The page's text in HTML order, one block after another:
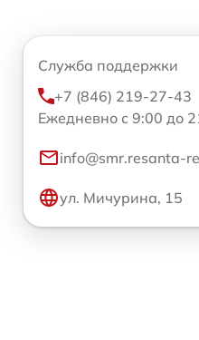
Служба поддержки
+7 (846) 219-27-43
Ежедневно с 9:00 до
info@smr.resanta-
ул. Мичурина, 15